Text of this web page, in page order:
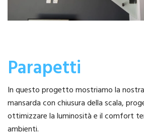
Parapetti
In questo progetto mostriamo la
mansarda con chiusura della scala,
ottimizzare la luminosità e il comfort
ambienti.